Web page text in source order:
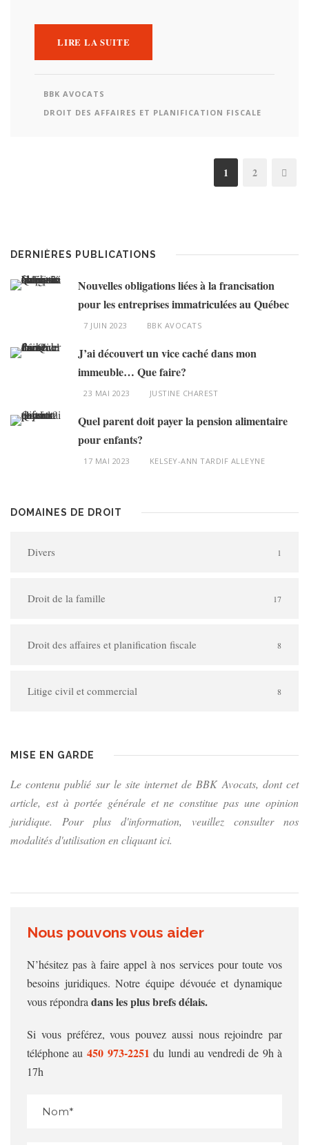
LIRE LA SUITE
BBK AVOCATS
DROIT DES AFFAIRES ET PLANIFICATION FISCALE
1 2
DERNIÈRES PUBLICATIONS
Nouvelles obligations liées à la francisation
pour les entreprises immatriculées au Québec
7 JUIN 2023 BBK AVOCATS
J’ai découvert un vice caché dans mon
immeuble… Que faire?
23 MAI 2023 JUSTINE CHAREST
Quel parent doit payer la pension alimentaire
pour enfants?
17 MAI 2023 KELSEY-ANN TARDIF ALLEYNE
DOMAINES DE DROIT
Divers 1
Droit de la famille 17
Droit des affaires et planification fiscale 8
Litige civil et commercial 8
MISE EN GARDE
Le contenu publié sur le site internet de BBK Avocats, dont cet
article, est à portée générale et ne constitue pas une opinion
juridique. Pour plus d'information, veuillez consulter nos
modalités d'utilisation en cliquant ici.
Nous pouvons vous aider
N’hésitez pas à faire appel à nos services pour toute vos
besoins juridiques. Notre équipe dévouée et dynamique
vous répondradans les plus brefs délais.
Si vous préférez, vous pouvez aussi nous rejoindre par
téléphone au 450 973‑2251 du lundi au vendredi de 9h à
17h